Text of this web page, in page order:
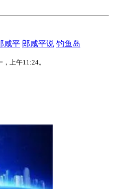
咸平 郎咸平说 钓鱼岛
上午11:24。